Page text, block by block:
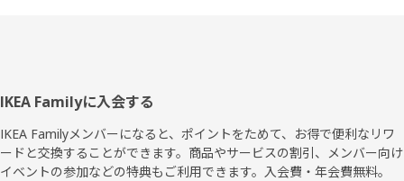
フ
ッ
タ
IKEA Familyに入会する
IKEA Familyメンバーになると、ポイントをためて、お得で便利なリワ
ードと交換することができます。商品やサービスの割引、メンバー向け
イベントの参加などの特典もご利用できます。入会費・年会費無料。